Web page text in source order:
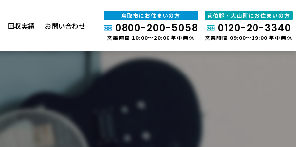
回収実績 お問い合わせ
鳥取市にお住まいの方
0800-200-5058
営業時間 10:00～20:00 年中無休
東伯郡・大山町にお住まいの方
0120-20-3340
営業時間 09:00～19:00 年中無休